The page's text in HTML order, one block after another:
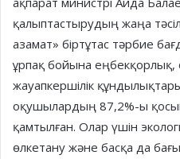
қалыптастырудың жаңа
азамат» біртұтас тәрбие
ұрпақ бойына еңбекқорлық,
жауапкершілік
оқушылардың 87,2%-ы
қамтылған. Олар үшін
өлкетану және басқа да